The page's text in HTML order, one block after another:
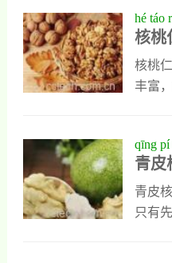
食用
病而
人都
床上
在民
能让
吧。
助于
把核
眠，
一种
的，
需吃
益心
hé táo
chī hé
核桃
仁的
核桃
丰富
有哪
仁能
解，
的好
qīng pí
yòng jí
青皮
禁忌
青皮
只有